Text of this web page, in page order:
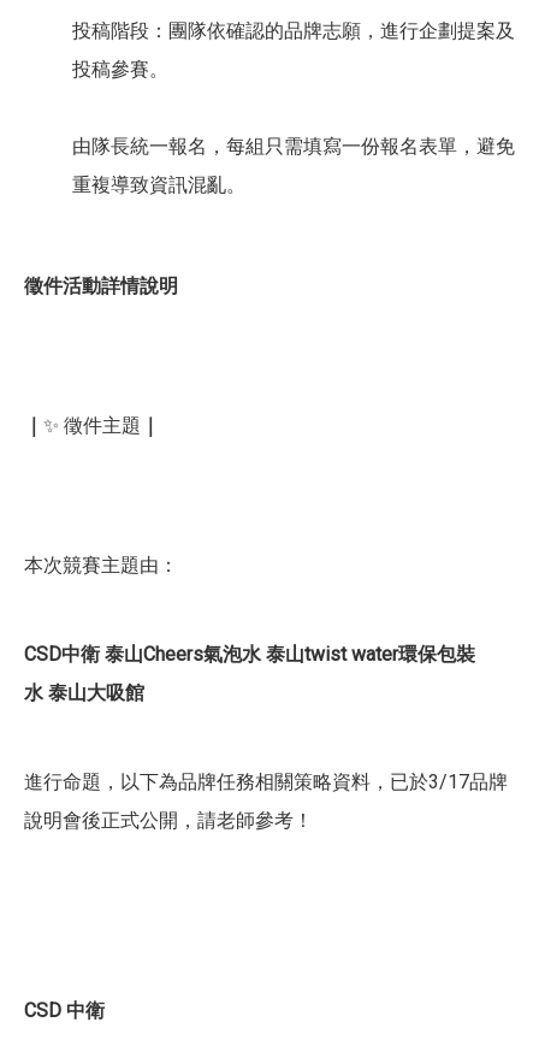
投稿階段：團隊依確認的品牌志願，進行企劃提案及
投稿參賽。
由隊長統一報名，每組只需填寫一份報名表單，避免
重複導致資訊混亂。
徵件活動詳情說明
｜ ✨ 徵件主題 ｜
本次競賽主題由：
CSD中衛 泰山Cheers氣泡水 泰山twist water環保包裝
水 泰山大吸館
進行命題，以下為品牌任務相關策略資料，已於3/17品牌
說明會後正式公開，請老師參考！
CSD 中衛